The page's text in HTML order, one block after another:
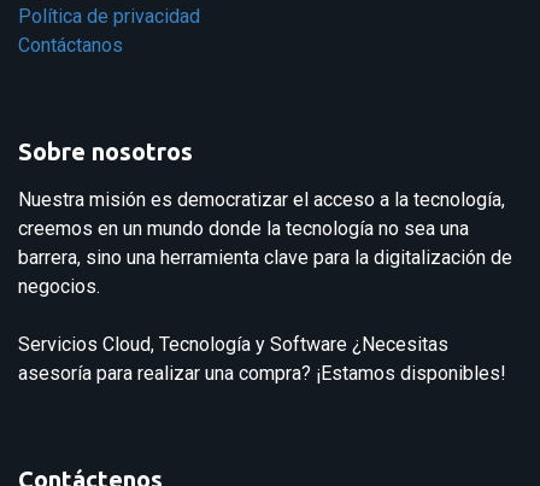
Política de privacidad
Contáctanos
Sobre nosotros
Nuestra misión es democratizar el acceso a la tecnología,
creemos en un mundo donde la tecnología no sea una
barrera, sino una herramienta clave para la digitalización de
negocios.
Servicios Cloud, Tecnología y Software ¿Necesitas
asesoría para realizar una compra? ¡Estamos disponibles!
Contáctenos